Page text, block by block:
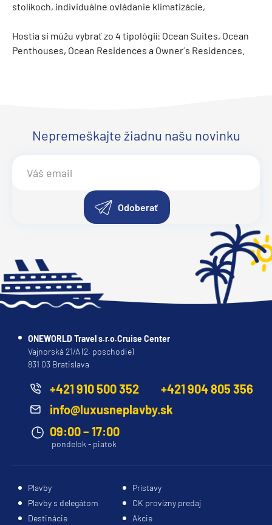
stolíkoch, individuálne ovládanie klimatizácie,
Hostia si múžu vybrať zo 4 tipológií: Ocean Suites, Ocean
Penthouses, Ocean Residences a Owner´s Residences.
Nepremeškajte žiadnu našu novinku
Odoberať
ONEWORLD Travel s.r.o.Cruise Center
Vajnorská 21/A (2. poschodie)
831 03 Bratislava
+421 910 500 352
+421 904 805 356
info@luxusneplavby.sk
09:00 – 17:00
pondelok - piatok
Plavby
Prístavy
Plavby s delegátom
CK provízny predaj
Destinácie
Akcie